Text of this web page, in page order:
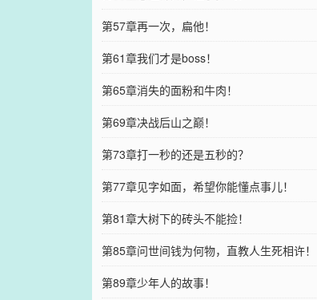
第57章再一次，扁他！
第61章我们才是boss！
第65章消失的面粉和牛肉！
第69章决战后山之巅！
第73章打一秒的还是五秒的？
第77章见字如面，希望你能懂点事儿！
第81章大树下的砖头不能捡！
第85章问世间钱为何物，直教人生死相许！
第89章少年人的故事！